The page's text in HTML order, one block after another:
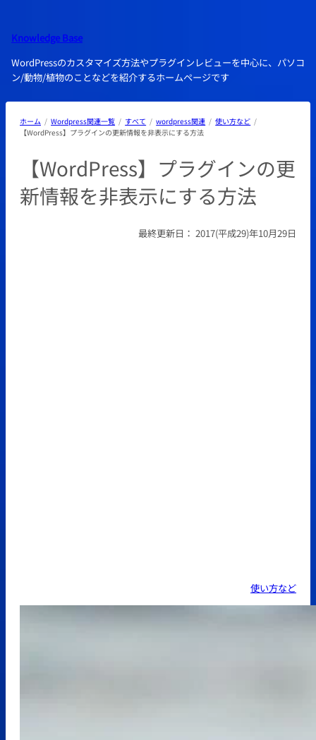
を
ス
キ
ッ
プ
Knowledge Base
WordPressのカスタマイズ方法やプラグインレビューを中心に、パソコ
ン/動物/植物のことなどを紹介するホームページです
ホーム Wordpress関連一覧 すべて wordpress関連
使い方など
【WordPress】プラグインの更新情報を非表示にする方法
【WordPress】プラグインの更
新情報を非表示にする方法
最終更新日： 2017(平成29)年10月29日
使い方など